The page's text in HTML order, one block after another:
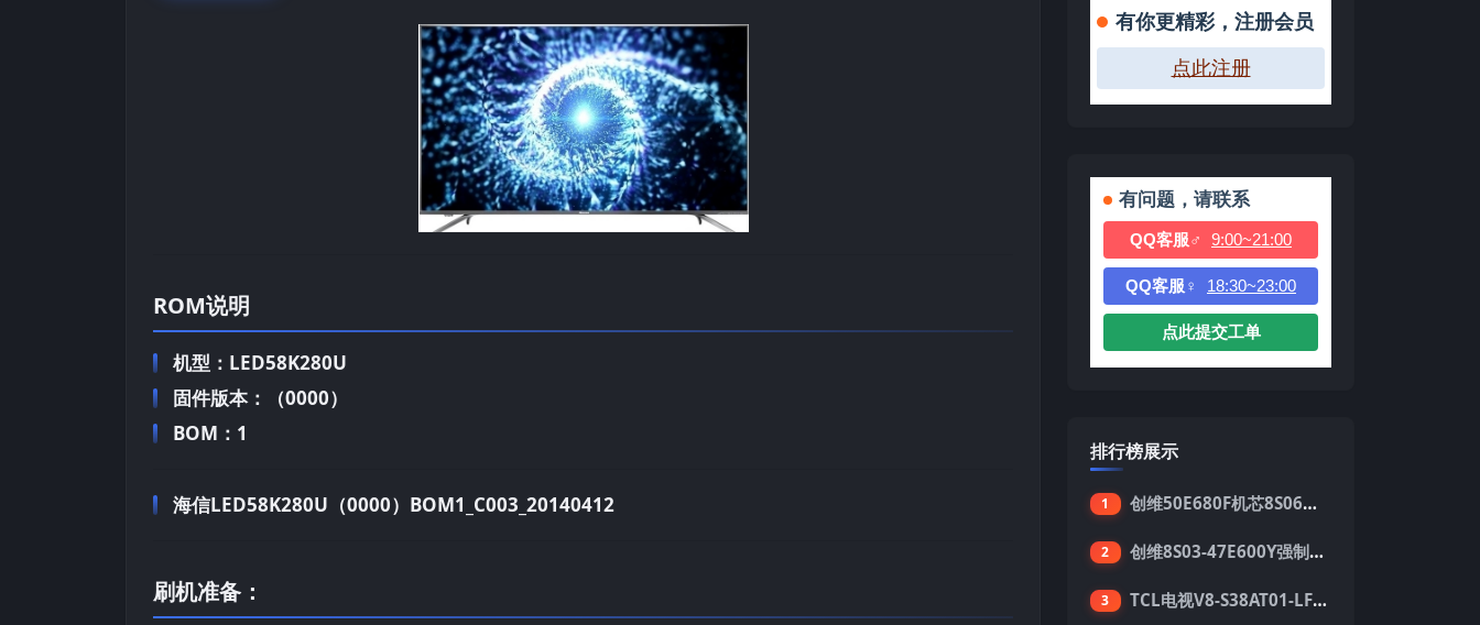
ROM说明
机型：LED58K280U
固件版本：（0000）
BOM：1
海信LED58K280U（0000）BOM1_C003_20140412
刷机准备：
有你更精彩，注册会员
点此注册
有问题，请联系
QQ客服♂ 9:00~21:00
QQ客服♀ 18:30~23:00
点此提交工单
排行榜展示
1 创维50E680F机芯8S06强制升级刷机包
2 创维8S03-47E600Y强制升级软件刷机电视固件包
3 TCL电视V8-S38AT01-LF1V123版本强刷电视固件包下载